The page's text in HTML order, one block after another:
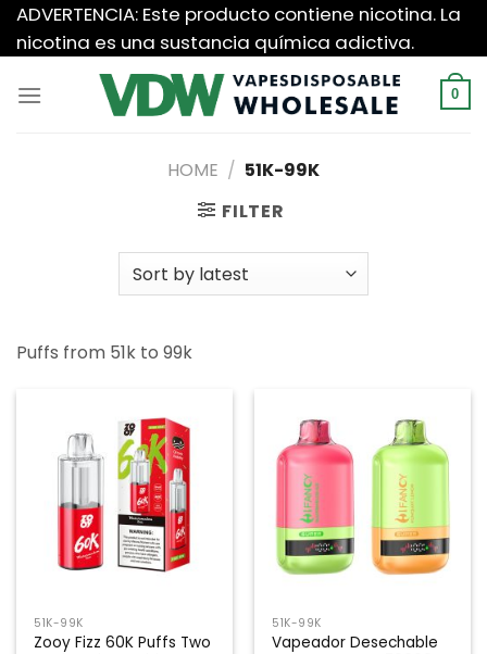
Saltar
ADVERTENCIA: Este producto contiene nicotina. La
nicotina es una sustancia química adictiva.
0
HOME / 51K-99K
FILTER
Puffs from 51k to 99k
51K-99K
Zooy Fizz 60K Puffs Two
51K-99K
Vapeador Desechable